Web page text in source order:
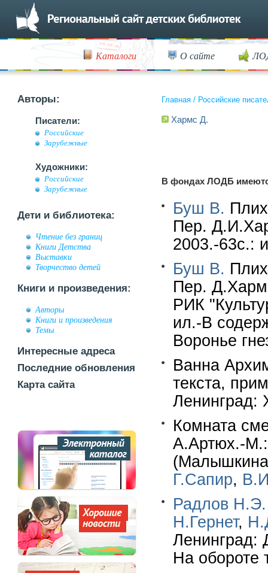
Каталоги О сайте
Авторы:
Писатели:
Российские
Зарубежные
Художники:
Российские
Зарубежные
Дети и библиотека:
Чтение без границ
Книги Детства
Выставки
Творчество детей
Книги и произведения:
Авторы
Книги и произведения
Темы
Интересные адреса
Последние обновления
Карта сайта
Главная / Российские
Хармс Д.
В фондах ЛОДБ
Буш В.
Пер.
2003.-63с.:
Буш В.
Пер.
РИК
ил.-В
Воронье
Ванна
текста,
Ленинград:
Комната
А.Артюх.-
Г.Сапир,
Радлов Н.Э.
Н.Гернет,
Ленинград:
На обороте